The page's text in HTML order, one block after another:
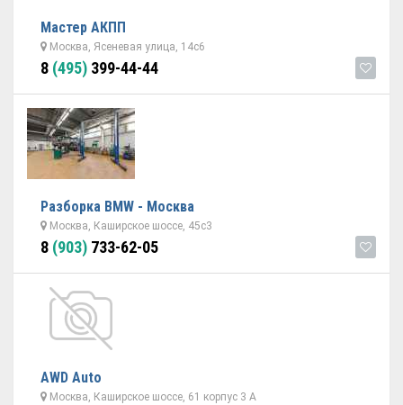
Мастер АКПП
Москва, Ясеневая улица, 14с6
8 (495) 399-44-44
Разборка BMW - Москва
Москва, Каширское шоссе, 45с3
8 (903) 733-62-05
AWD Auto
Москва, Каширское шоссе, 61 корпус 3 А